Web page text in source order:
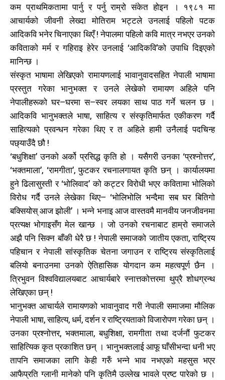
खोज्नुहोस्
खोज्नुहोस्
कम प्राथमिकतामा पार्नु र पर्नु राम्रो संकेत होइन । १९८१ मा
आचार्यको जीवनी लेख्दा मोतिराम भट्टले उनलाई पहिलो पटक
आदिकवि भनेर चिनाएका थिएँ ! नेपालमा पहिलो कवि मात्र नभएर उनको
कविताको मर्म र गहिराइ हेरेर उनलाई ‘आदिकवि’को उपाधि दिइएको
मानिन्छ ।
संस्कृत भाषामा लेखिएको रामायणलाई भावानुवादसहित नेपाली भाषामा
प्रस्तुत गरेका भानुभक्त र उनले लेखेको रामायण अहिले पनि
नेपालीहरूको घर–घरमा स–स्वर लयका साथ पाठ गर्ने चलन छ ।
आदिकवि भानुभक्तले भाषा, साहित्य र संस्कृतिमार्फत एकीकरण गर्दै
साहित्यको प्रवन्धन गरेका थिए र त अहिले हामी उनैलाई पदचिन्ह
पछ्याउँदै छौ !
‘बधुशिक्षा’ उनको अर्को प्रसिद्ध कृति हो । यसैगरी उनका ‘प्रश्नोत्तर’,
‘भक्तमाला’, ‘रामगीता’, फुटकर रचनालगायत कृति छन् । कार्यालयमा
हुने ढिलासुस्ती र ‘भोलिवाद’ को कट्टर विरोधी भएर कवितामा भोलिको
विरोध गर्दै उनले लेखेका थिए– ‘भोलिभोलि भन्दैमा सब घर बितिगो
बक्सियोस् आज झोली’ । भन्ने भनाइ आज वास्तवमै मानवीय जनजीवनमा
प्रत्यक्ष भोगाइसँग मेल खान्छ । जो उनको रचनाबाट हाम्रो समाजले
अझै पनि सिक्न बाँकी धेरै छ ! नेपाली समाजको जातीय एकता, राष्ट्रिय
पहिचान र नेपाली सांस्कृतिक चेतना जगाउन र राष्ट्रिय संस्कृतिलाई
बलियो बनाउनमा उनको ऐतिहासिक योगदान कम महत्वपूर्ण छैन ।
त्रिभुवन विश्वविद्यालयबाट आचार्यबारे स्नात्तकोत्तरमा थुप्रै शोधग्रन्थ
लेखिएका छन् !
भानुभक्त आचार्यले रामायणको भावानुवाद गरी नेपाली समाजमा मौलिक
नेपाली भाषा, साहित्य, धर्म, दर्शन र राष्ट्रियताको विजारोपण गरेका छन् ।
उनका प्रश्नोत्तर, भक्तमाला, बधुशिक्षा, रामगीता तथा दर्जनौं फुटकर
साहित्यिक कृत प्रकाशित छन् । भानुभक्तलाई आफू घाँसीभन्दा धनी भए
तापनि समाजका लागि केही गरुँ भन्ने भाव नभएको महसुस भएर
आफैप्रति ग्लानी मानेको पनि कृतिमै उल्लेख भावले प्रष्ट पारेको छ ।